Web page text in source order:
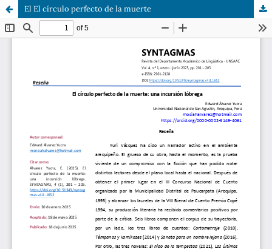
El El círculo perfecto de la muerte